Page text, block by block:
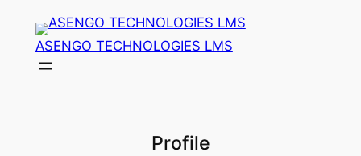
contenu
ASENGO TECHNOLOGIES LMS
Profile